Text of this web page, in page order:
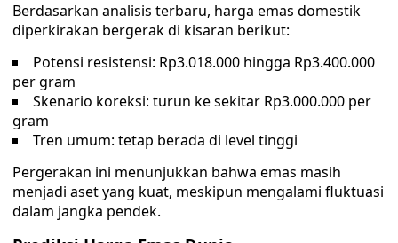
Berdasarkan analisis terbaru, harga emas domestik
diperkirakan bergerak di kisaran berikut:
Potensi resistensi: Rp3.018.000 hingga Rp3.400.000
per gram
Skenario koreksi: turun ke sekitar Rp3.000.000 per
gram
Tren umum: tetap berada di level tinggi
Pergerakan ini menunjukkan bahwa emas masih
menjadi aset yang kuat, meskipun mengalami fluktuasi
dalam jangka pendek.